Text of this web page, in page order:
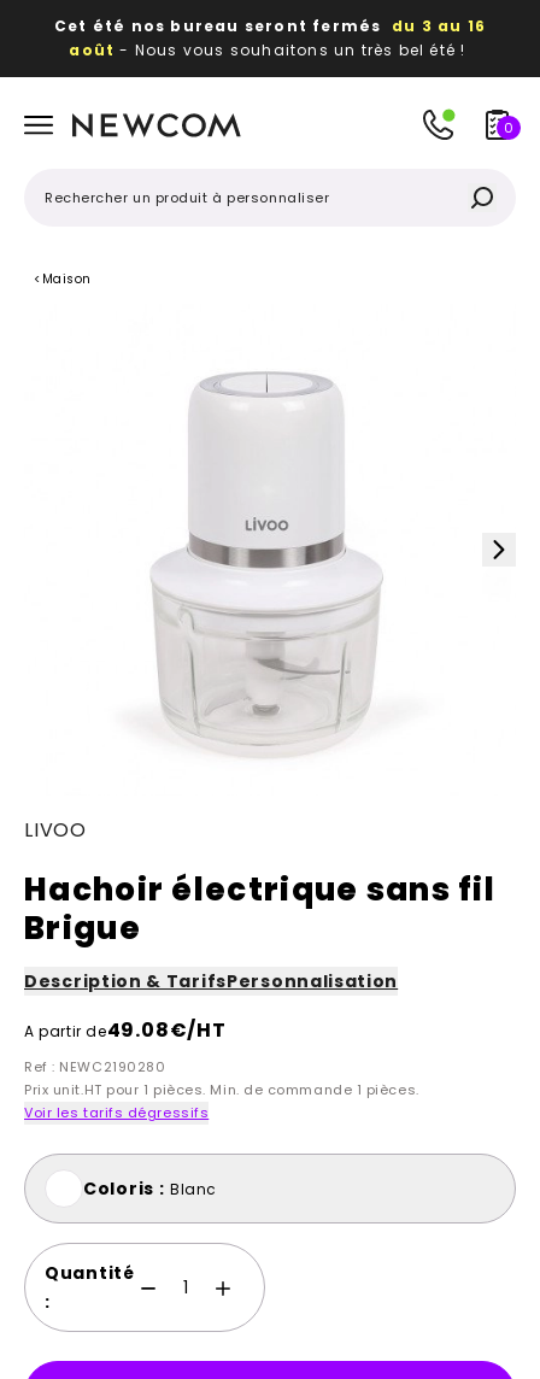
Cet été nos bureau seront fermés du 3 au 16
août - Nous vous souhaitons un très bel été !
publicitaires
0
< Maison
LIVOO
Hachoir électrique sans fil
Brigue
Description & TarifsPersonnalisation
A partir de49.08€/HT
Ref : NEWC2190280
Prix unit.HT pour 1 pièces. Min. de commande 1 pièces.
Voir les tarifs dégressifs
Coloris : Blanc
Quantité
: